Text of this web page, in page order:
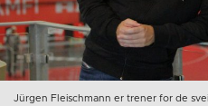
Jürgen Fleischmann er trener for de